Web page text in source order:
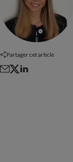
Partager cet article